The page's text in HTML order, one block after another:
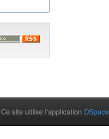
Ce site utilise l'application DSpace